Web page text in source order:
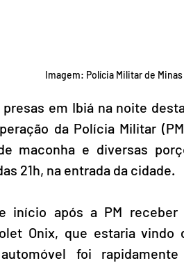
Imagem: Polícia Militar de Minas
em Ibiá na noite
da Polícia Militar
maconha e diversas
21h, na entrada da cidade.
início após a PM receber
Onix, que estaria vindo
foi